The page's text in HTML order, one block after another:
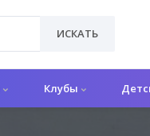
ИСКАТЬ
Клубы